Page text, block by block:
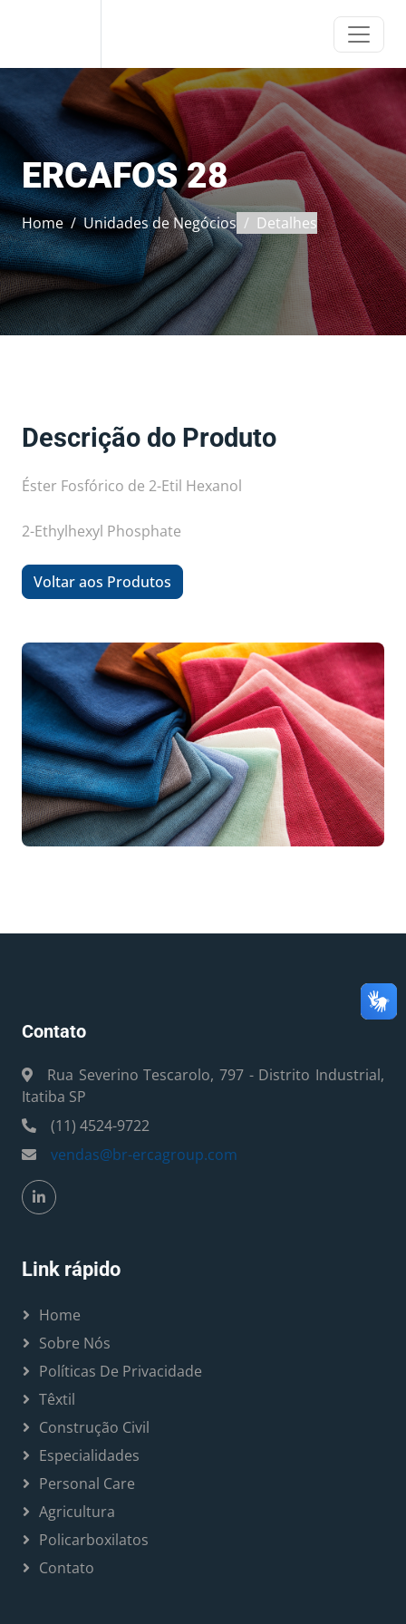
ERCAFOS 28
Home Unidades de Negócios Detalhes
Descrição do Produto
Éster Fosfórico de 2-Etil Hexanol
2-Ethylhexyl Phosphate
Voltar aos Produtos
Contato
Rua Severino Tescarolo, 797 - Distrito Industrial,
Itatiba SP
(11) 4524-9722
vendas@br-ercagroup.com
Link rápido
Home
Sobre Nós
Políticas De Privacidade
Têxtil
Construção Civil
Especialidades
Personal Care
Agricultura
Policarboxilatos
Contato